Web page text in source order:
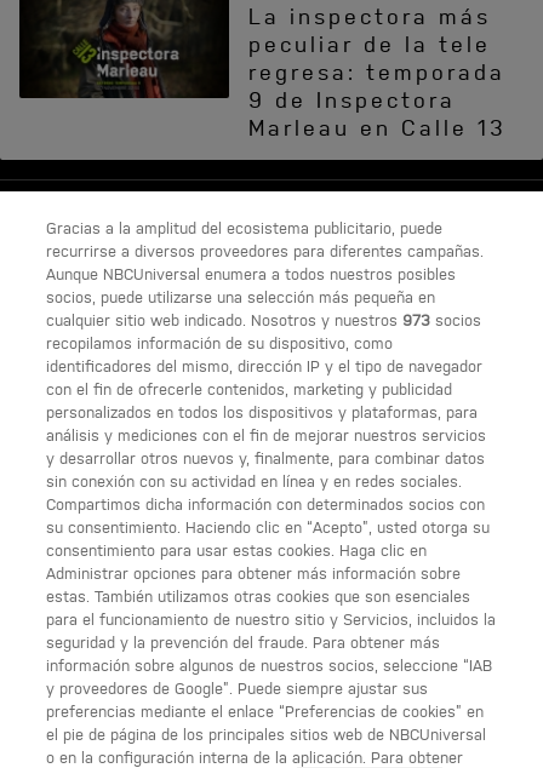
La inspectora más
peculiar de la tele
regresa: temporada
9 de Inspectora
Marleau en Calle 13
SÍGUENOS
ENLACES ÚTILES
Acerca de Calle 13
Condiciones generales de uso
Opciones de anuncios
Política de privacidad
Preferencias de cookies
UNA DIVISIÓN DE NBCUNIVERSAL
NBCUNIVERSAL
Gracias a la amplitud del ecosistema publicitario, puede
recurrirse a diversos proveedores para diferentes campañas.
Aunque NBCUniversal enumera a todos nuestros posibles
socios, puede utilizarse una selección más pequeña en
cualquier sitio web indicado. Nosotros y nuestros 973 socios
recopilamos información de su dispositivo, como
identificadores del mismo, dirección IP y el tipo de navegador
con el fin de ofrecerle contenidos, marketing y publicidad
personalizados en todos los dispositivos y plataformas, para
análisis y mediciones con el fin de mejorar nuestros servicios
y desarrollar otros nuevos y, finalmente, para combinar datos
sin conexión con su actividad en línea y en redes sociales.
Compartimos dicha información con determinados socios con
su consentimiento. Haciendo clic en “Acepto”, usted otorga su
consentimiento para usar estas cookies. Haga clic en
Administrar opciones para obtener más información sobre
estas. También utilizamos otras cookies que son esenciales
para el funcionamiento de nuestro sitio y Servicios, incluidos la
seguridad y la prevención del fraude. Para obtener más
información sobre algunos de nuestros socios, seleccione “IAB
y proveedores de Google”. Puede siempre ajustar sus
preferencias mediante el enlace “Preferencias de cookies” en
el pie de página de los principales sitios web de NBCUniversal
o en la configuración interna de la aplicación. Para obtener